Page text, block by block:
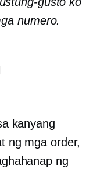
numero.
kanyang
ng mga order,
ng